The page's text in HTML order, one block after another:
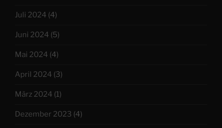
Juli 2024 (4)
Juni 2024 (5)
Mai 2024 (4)
April 2024 (3)
März 2024 (1)
Dezember 2023 (4)